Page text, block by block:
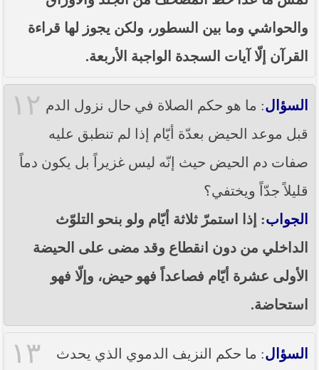
والحواشي وما بين السطور، ولكن يجوز لها قراءة
القرآن إلّا آيات السجدة الواجبة الأربعة.
١٢ السؤال: ما هو حكم الصلاة في حال نزول الدم
قبل موعد الحيض بعدّة أيّام إذا لم تنطبق عليه
صفات دم الحيض حيث إنّه ليس غزيراً بل يكون دماً
قليلاً جدّاً ويختفي؟
الجواب: إذا استمرّ ثلاثة أيّام ولو بنحو التلوّث
الداخلي من دون انقطاع وقد مضى على الحيضة
الأولى عشرة أيّام فصاعداً فهو حيض، وإلّا فهو
استحاضة.
١٣ السؤال: ما حكم النزيف الدموي الذي يحدث